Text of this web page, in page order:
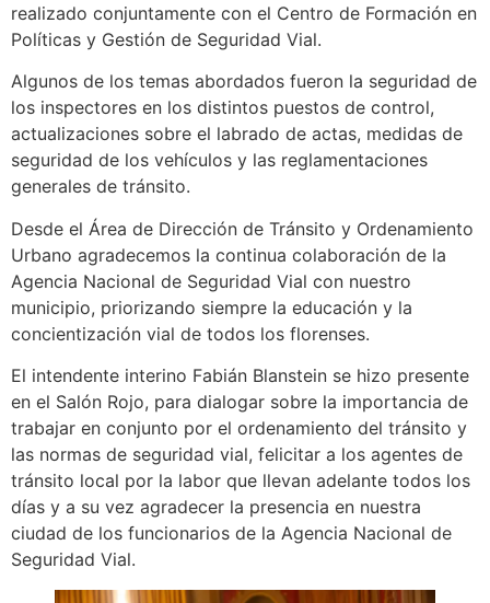
realizado conjuntamente con el Centro de Formación en
Políticas y Gestión de Seguridad Vial.
Algunos de los temas abordados fueron la seguridad de
los inspectores en los distintos puestos de control,
actualizaciones sobre el labrado de actas, medidas de
seguridad de los vehículos y las reglamentaciones
generales de tránsito.
Desde el Área de Dirección de Tránsito y Ordenamiento
Urbano agradecemos la continua colaboración de la
Agencia Nacional de Seguridad Vial con nuestro
municipio, priorizando siempre la educación y la
concientización vial de todos los florenses.
El intendente interino Fabián Blanstein se hizo presente
en el Salón Rojo, para dialogar sobre la importancia de
trabajar en conjunto por el ordenamiento del tránsito y
las normas de seguridad vial, felicitar a los agentes de
tránsito local por la labor que llevan adelante todos los
días y a su vez agradecer la presencia en nuestra
ciudad de los funcionarios de la Agencia Nacional de
Seguridad Vial.